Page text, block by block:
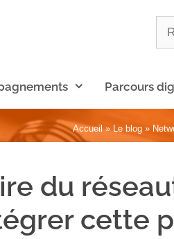
Parcours
Accueil»Le blog »
du
cette